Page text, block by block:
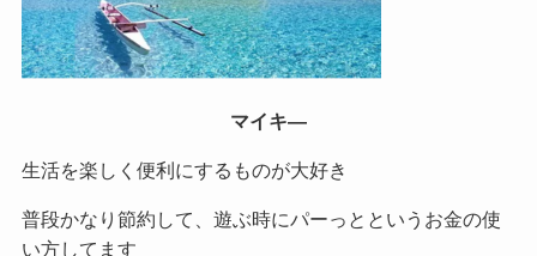
マイキ―
生活を楽しく便利にするものが大好き
普段かなり節約して、遊ぶ時にパーっとというお金の使
い方してます